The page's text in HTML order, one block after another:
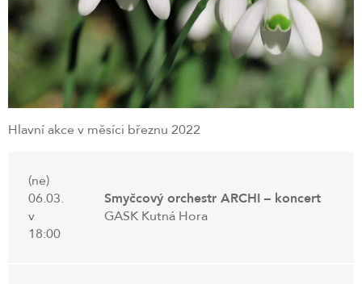
Hlavní akce v měsíci březnu 2022
(ne)
06.03.
v
18:00
Smyčcový orchestr ARCHI – koncert
GASK Kutná Hora